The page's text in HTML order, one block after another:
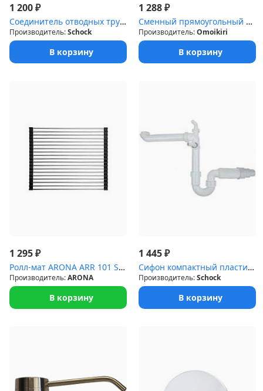
1 200₽
Соединитель отводных труб для 2-х чашевых моек Soho; Solido белый...
Производитель:Schock
В корзину
1 288₽
Сменный прямоугольный перелив для арматуры серии Omoikiri WK-AB а...
Производитель:Omoikiri
В корзину
1 295₽
Ролл-мат ARONA ARR 101 SATIN
Производитель:ARONA
В корзину
1 445₽
Сифон компактный пластик/белый
Производитель:Schock
В корзину